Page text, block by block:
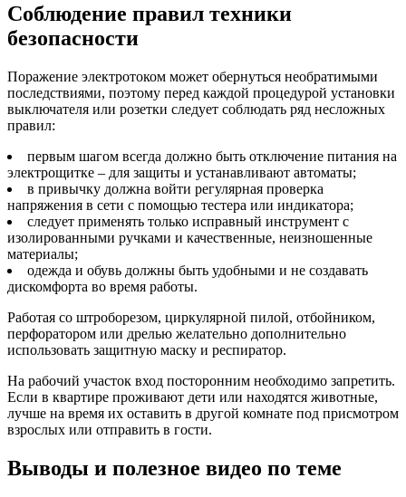
Соблюдение правил техники
безопасности
Поражение электротоком может обернуться необратимыми
последствиями, поэтому перед каждой процедурой установки
выключателя или розетки следует соблюдать ряд несложных
правил:
первым шагом всегда должно быть отключение питания на
электрощитке – для защиты и устанавливают автоматы;
в привычку должна войти регулярная проверка
напряжения в сети с помощью тестера или индикатора;
следует применять только исправный инструмент с
изолированными ручками и качественные, неизношенные
материалы;
одежда и обувь должны быть удобными и не создавать
дискомфорта во время работы.
Работая со штроборезом, циркулярной пилой, отбойником,
перфоратором или дрелью желательно дополнительно
использовать защитную маску и респиратор.
На рабочий участок вход посторонним необходимо запретить.
Если в квартире проживают дети или находятся животные,
лучше на время их оставить в другой комнате под присмотром
взрослых или отправить в гости.
Выводы и полезное видео по теме